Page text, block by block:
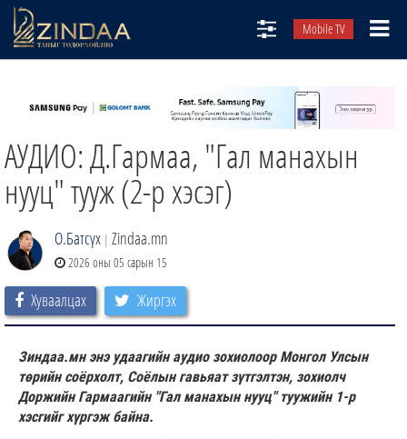
Mobile TV
ТВ8
ӨГЛӨӨНИЙ СОНИН
АУДИО ЗОХИОЛ
ЗИНДАА СЭТГҮҮЛ
АУДИО: Д.Гармаа, "Гал манахын
нууц" тууж (2-р хэсэг)
О.Батсүх | Zindaa.mn
2026 оны 05 сарын 15
Хуваалцах Жиргэх
Зиндаа.мн энэ удаагийн аудио зохиолоор Монгол Улсын
төрийн соёрхолт, Соёлын гавьяат зүтгэлтэн, зохиолч
Доржийн Гармаагийн "Гал манахын нууц" туужийн 1-р
хэсгийг хүргэж байна.